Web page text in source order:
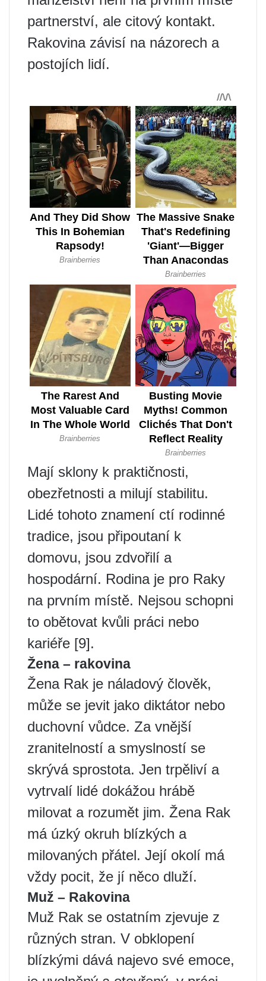
partnerství, ale citový kontakt.
Rakovina závisí na názorech a
postojích lidí.
Mají sklony k praktičnosti,
obezřetnosti a milují stabilitu.
Lidé tohoto znamení ctí rodinné
tradice, jsou připoutaní k
domovu, jsou zdvořilí a
hospodární. Rodina je pro Raky
na prvním místě. Nejsou schopni
to obětovat kvůli práci nebo
kariéře [9].
Žena – rakovina
Žena Rak je náladový člověk,
může se jevit jako diktátor nebo
duchovní vůdce. Za vnější
zranitelností a smyslností se
skrývá sprostota. Jen trpěliví a
vytrvalí lidé dokážou hrábě
milovat a rozumět jim. Žena Rak
má úzký okruh blízkých a
milovaných přátel. Její okolí má
vždy pocit, že jí něco dluží.
Muž – Rakovina
Muž Rak se ostatním zjevuje z
různých stran. V obklopení
blízkými dává najevo své emoce,